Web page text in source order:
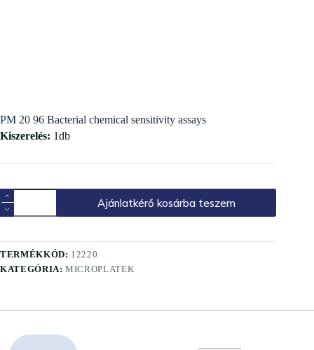
PM 20 96 Bacterial chemical sensitivity assays
Kiszerelés: 1db
Ajánlatkérő kosárba teszem
TERMÉKKÓD: 12220
KATEGÓRIA:MICROPLATEK